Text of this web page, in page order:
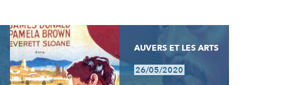
AUVERS ET LES ARTS
26/05/2020